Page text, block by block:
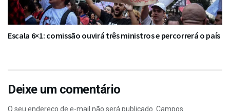
Escala 6×1: comissão ouvirá três ministros e percorrerá o país
Deixe um comentário
O seu endereço de e-mail não será publicado. Campos